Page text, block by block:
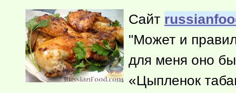
Сайт
"Может и
для меня оно
«Цыпленок